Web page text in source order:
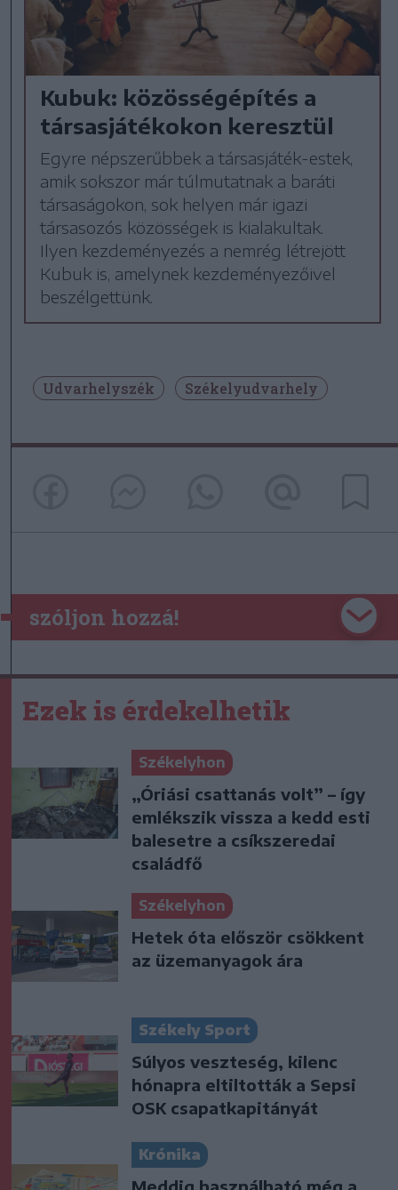
Kubuk: közösségépítés a
társasjátékokon keresztül
Egyre népszerűbbek a társasjáték-estek,
amik sokszor már túlmutatnak a baráti
társaságokon, sok helyen már igazi
társasozós közösségek is kialakultak.
Ilyen kezdeményezés a nemrég létrejött
Kubuk is, amelynek kezdeményezőivel
beszélgettünk.
Udvarhelyszék Székelyudvarhely
szóljon hozzá!
Ezek is érdekelhetik
Székelyhon
„Óriási csattanás volt” – így
emlékszik vissza a kedd esti
balesetre a csíkszeredai
családfő
Székelyhon
Hetek óta először csökkent
az üzemanyagok ára
Székely Sport
Súlyos veszteség, kilenc
hónapra eltiltották a Sepsi
OSK csapatkapitányát
Krónika
Meddig használható még a